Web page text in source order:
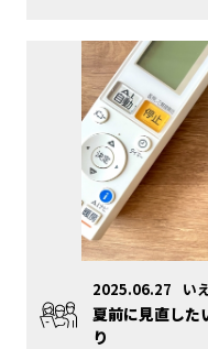
2025.06.27 い
夏前に見直した
り